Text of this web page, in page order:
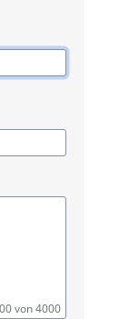
von 4000